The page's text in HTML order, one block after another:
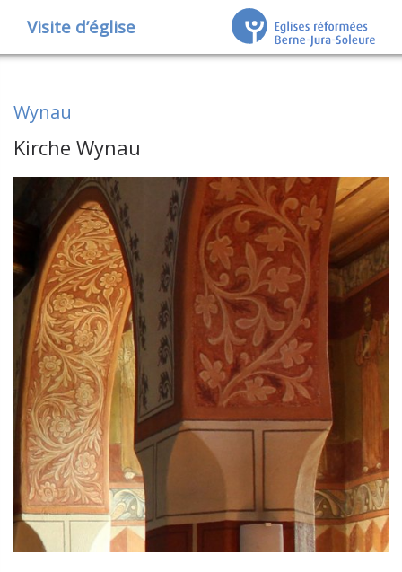
Visite d’église
Wynau
Kirche Wynau